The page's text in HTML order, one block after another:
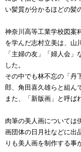
い髪質が分かるほどの髪
神奈川高等工業学校図案
を学んだ志村立美は、山
「主婦の友」「婦人会
した。
その中でも林不忘の「丹
郎、角田喜久雄らと組ん
また、「新版画」と呼ば
肉筆の美人画については
画団体の日月社などに出
りも美人画を制作する事